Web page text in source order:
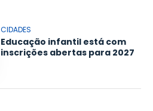
CIDADES
Educação infantil está com
inscrições abertas para 2027